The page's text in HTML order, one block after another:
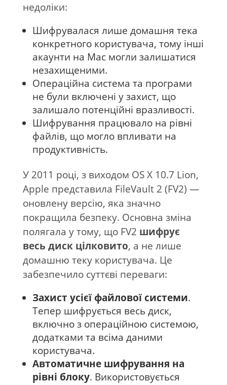
недоліки:
Шифрувалася лише домашня тека
конкретного користувача, тому інші
акаунти на Mac могли залишатися
незахищеними.
Операційна система та програми
не були включені у захист, що
залишало потенційні вразливості.
Шифрування працювало на рівні
файлів, що могло впливати на
продуктивність.
У 2011 році, з виходом OS X 10.7 Lion,
Apple представила FileVault 2 (FV2) —
оновлену версію, яка значно
покращила безпеку. Основна зміна
полягала у тому, що FV2 шифрує
весь диск цілковито, а не лише
домашню теку користувача. Це
забезпечило суттєві переваги:
Захист усієї файлової системи.
Тепер шифрується весь диск,
включно з операційною системою,
додатками та всіма даними
користувача.
Автоматичне шифрування на
рівні блоку. Використовується